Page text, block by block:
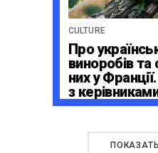
CULTURE
Про
виноробів
них у
з
La Cité du